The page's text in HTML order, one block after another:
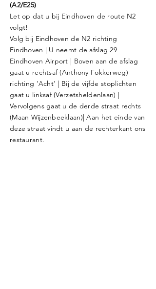
(A2/E25)
Let op dat u bij Eindhoven de route N2
volgt!
Volg bij Eindhoven de N2 richting
Eindhoven | U neemt de afslag 29
Eindhoven Airport | Boven aan de afslag
gaat u rechtsaf (Anthony Fokkerweg)
richting ‘Acht’ | Bij de vijfde stoplichten
gaat u linksaf (Verzetsheldenlaan) |
Vervolgens gaat u de derde straat rechts
(Maan Wijzenbeeklaan)| Aan het einde van
deze straat vindt u aan de rechterkant ons
restaurant.